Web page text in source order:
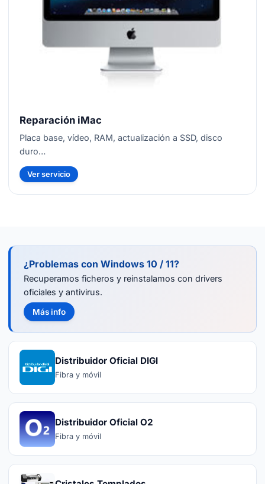
Reparación iMac
Placa base, vídeo, RAM, actualización a SSD, disco
duro…
Ver servicio
¿Problemas con Windows 10 / 11?
Recuperamos ficheros y reinstalamos con drivers
oficiales y antivirus.
Más info
Distribuidor Oficial DIGI
Fibra y móvil
Distribuidor Oficial O2
Fibra y móvil